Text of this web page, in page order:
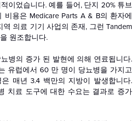
이었습니다. 예를 들어, 단지 20% 튜브
용은 Medicare Parts A & B의 환자에
역 의료 기기 사업의 존재, 그런 Tandem
원조합니다.
병의 증가 된 발현에 의해 연료됩니다.
유럽에서 60 만 명이 당뇨병을 가지고
매년 3.4 백만의 지방이 발생합니다.
치료 도구에 대한 수요는 결과로 증가